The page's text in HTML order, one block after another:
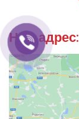
Наш адрес: